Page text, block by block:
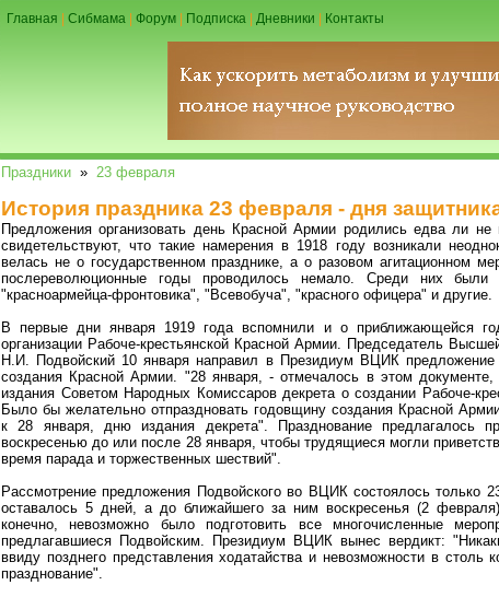
Главная Сибмама Форум Подписка Дневники Контакты
Праздники » 23 февраля
История праздника 23 февраля - дня
Предложения организовать день Красной Армии родились едва ли
свидетельствуют, что такие намерения в 1918 году возникали
велась не о государственном празднике, а о разовом агитационном
послереволюционные годы проводилось немало. Среди них
"красноармейца-фронтовика", "Всевобуча", "красного офицера" и другие.
В первые дни января 1919 года вспомнили и о приближающейся
организации Рабоче-крестьянской Красной Армии. Председатель
Н.И. Подвойский 10 января направил в Президиум ВЦИК предложение
создания Красной Армии. "28 января, - отмечалось в этом
издания Советом Народных Комиссаров декрета о создании Рабоче-
Было бы желательно отпраздновать годовщину создания Красной
к 28 января, дню издания декрета". Празднование предлагалось
воскресенью до или после 28 января, чтобы трудящиеся могли
время парада и торжественных шествий".
Рассмотрение предложения Подвойского во ВЦИК состоялось только
оставалось 5 дней, а до ближайшего за ним воскресенья (2
конечно, невозможно было подготовить все многочисленные
предлагавшиеся Подвойским. Президиум ВЦИК вынес вердикт:
ввиду позднего представления ходатайства и невозможности в столь
празднование".